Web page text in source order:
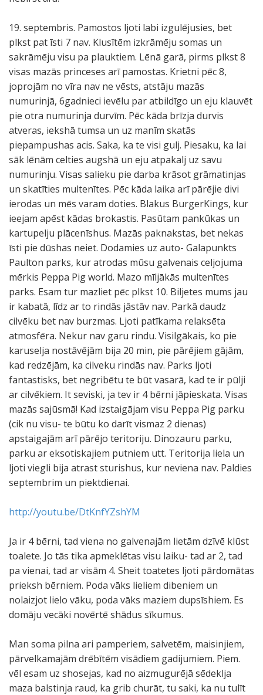
19. septembris. Pamostos ljoti labi izgulējusies, bet
plkst pat īsti 7 nav. Klusītēm izkrāmēju somas un
sakrāmēju visu pa plauktiem. Lēnā garā, pirms plkst 8
visas mazās princeses arī pamostas. Krietni pēc 8,
joprojām no vīra nav ne vēsts, atstāju mazās
numurinjā, 6gadnieci ievēlu par atbildīgo un eju klauvēt
pie otra numurinja durvīm. Pēc kāda brīzja durvis
atveras, iekshā tumsa un uz manīm skatās
piepampushas acis. Saka, ka te visi gulj. Piesaku, ka lai
sāk lēnām celties augshā un eju atpakalj uz savu
numurinju. Visas salieku pie darba krāsot grāmatinjas
un skatīties multenītes. Pēc kāda laika arī pārējie divi
ierodas un mēs varam doties. Blakus BurgerKings, kur
ieejam apēst kādas brokastis. Pasūtam pankūkas un
kartupelju plācenīshus. Mazās paknakstas, bet nekas
īsti pie dūshas neiet. Dodamies uz auto- Galapunkts
Paulton parks, kur atrodas mūsu galvenais celjojuma
mērkis Peppa Pig world. Mazo mīljākās multenītes
parks. Esam tur mazliet pēc plkst 10. Biljetes mums jau
ir kabatā, līdz ar to rindās jāstāv nav. Parkā daudz
cilvēku bet nav burzmas. Ljoti patīkama relaksēta
atmosfēra. Nekur nav garu rindu. Visilgākais, ko pie
karuselja nostāvējām bija 20 min, pie pārējiem gājām,
kad redzējām, ka cilveku rindās nav. Parks ljoti
fantastisks, bet negribētu te būt vasarā, kad te ir pūlji
ar cilvēkiem. It seviski, ja tev ir 4 bērni jāpieskata. Visas
mazās sajūsmā! Kad izstaigājam visu Peppa Pig parku
(cik nu visu- te būtu ko darīt vismaz 2 dienas)
apstaigajām arī pārējo teritoriju. Dinozauru parku,
parku ar eksotiskajiem putniem utt. Teritorija liela un
ljoti viegli bija atrast sturishus, kur neviena nav. Paldies
septembrim un piektdienai.
http://youtu.be/DtKnfYZshYM
Ja ir 4 bērni, tad viena no galvenajām lietām dzīvē klūst
toalete. Jo tās tika apmeklētas visu laiku- tad ar 2, tad
pa vienai, tad ar visām 4. Sheit toatetes ljoti pārdomātas
prieksh bērniem. Poda vāks lieliem dibeniem un
nolaizjot lielo vāku, poda vāks maziem dupsīshiem. Es
domāju vecāki novērtē shādus sīkumus.
Man soma pilna ari pamperiem, salvetēm, maisinjiem,
pārvelkamajām drēbītēm visādiem gadijumiem. Piem.
vēl esam uz shosejas, kad no aizmugurējā sēdeklja
maza balstinja raud, ka grib churāt, tu saki, ka nu tulīt